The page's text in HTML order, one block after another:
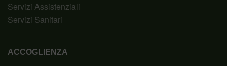
Servizi Assistenziali
Servizi Sanitari
ACCOGLIENZA